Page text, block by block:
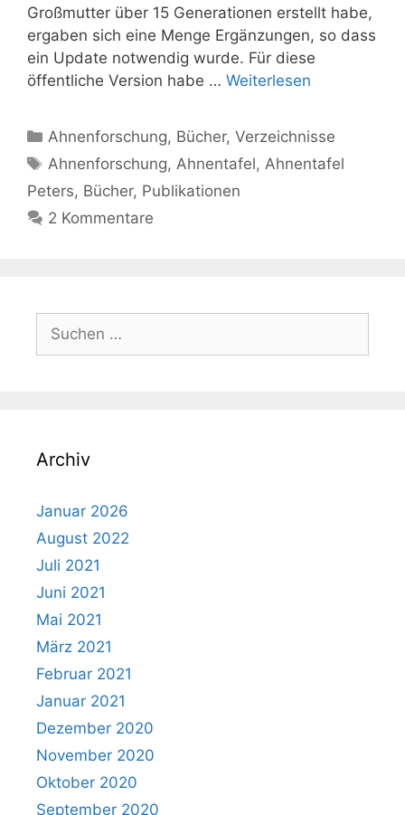
Großmutter über 15 Generationen erstellt habe,
ergaben sich eine Menge Ergänzungen, so dass
ein Update notwendig wurde. Für diese
öffentliche Version habe … Weiterlesen
Kategorien
Ahnenforschung, Bücher,Verzeichnisse
Schlagwörter
Ahnenforschung, Ahnentafel, Ahnentafel
Peters, Bücher, Publikationen
2 Kommentare
nach:
Archiv
Januar 2026
August 2022
Juli 2021
Juni 2021
Mai 2021
März 2021
Februar 2021
Januar 2021
Dezember 2020
November 2020
Oktober 2020
September 2020